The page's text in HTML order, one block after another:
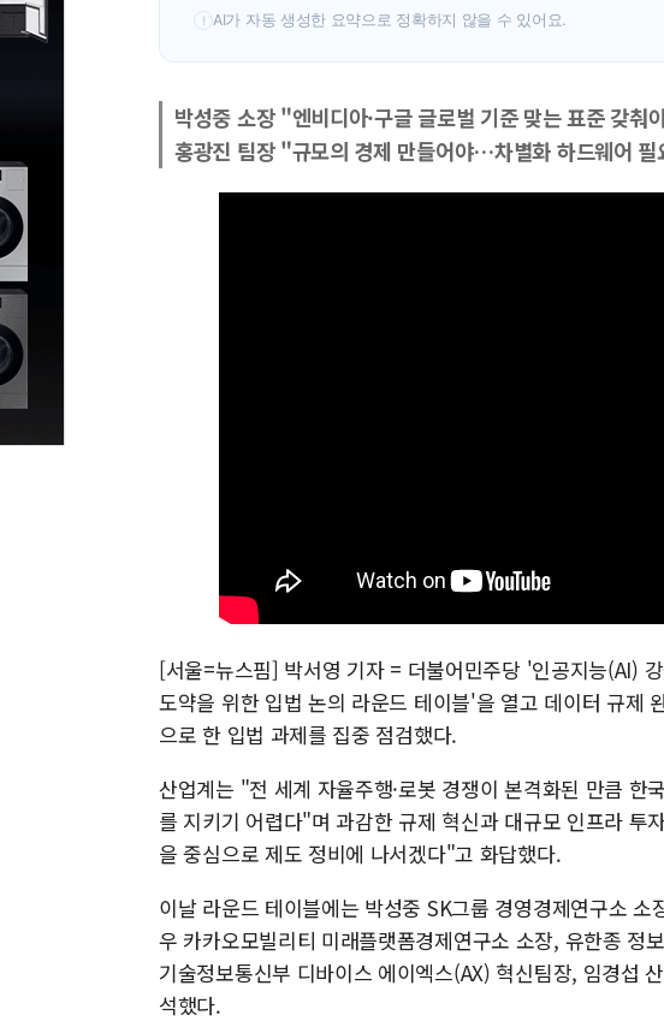
! AI가 자동 생성한 요약으로 정확하지 않을 수 있어요.
박성중 소장 "엔비디아·구글 글로벌 기준 맞는 표준 갖춰
홍광진 팀장 "규모의 경제 만들어야…차별화 하드웨어
[서울=뉴스핌] 박서영 기자 = 더불어민주당 '인공지능(AI)
도약을 위한 입법 논의 라운드 테이블'을 열고 데이터 규제
으로 한 입법 과제를 집중 점검했다.
산업계는 "전 세계 자율주행·로봇 경쟁이 본격화된 만큼 한
를 지키기 어렵다"며 과감한 규제 혁신과 대규모 인프라 투
을 중심으로 제도 정비에 나서겠다"고 화답했다.
이날 라운드 테이블에는 박성중 SK그룹 경영경제연구소
우 카카오모빌리티 미래플랫폼경제연구소 소장, 유한종 정
기술정보통신부 디바이스 에이엑스(AX) 혁신팀장, 임경섭
석했다.